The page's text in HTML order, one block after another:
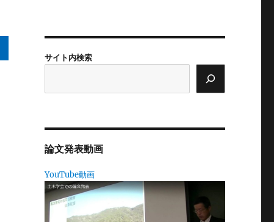
サイト内検索
論文発表動画
YouTube動画